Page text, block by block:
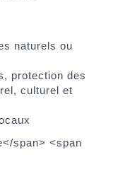
naturels ou
protection des
culturel et
span> <span